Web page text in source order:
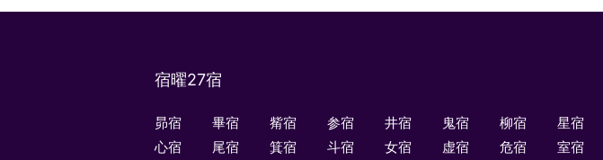
宿曜27宿
昴宿 畢宿 觜宿 参宿 井宿 鬼宿 柳宿 星宿
心宿
尾宿 箕宿 斗宿 女宿 虚宿 危宿 室宿